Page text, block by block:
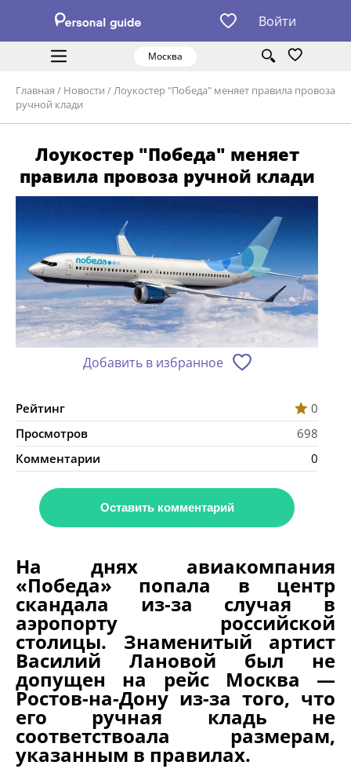
Войти
Москва
Главная / Новости /Лоукостер "Победа" меняет правила провоза
ручной клади
Лоукостер "Победа" меняет
правила провоза ручной клади
Добавить в избранное
Рейтинг
0
Просмотров
698
Комментарии
0
Оставить комментарий
На днях авиакомпания
«Победа» попала в центр
скандала из-за случая в
аэропорту российской
столицы. Знаменитый артист
Василий Лановой был не
допущен на рейс Москва —
Ростов-на-Дону из-за того, что
его ручная кладь не
соответствоала размерам,
указанным в правилах.